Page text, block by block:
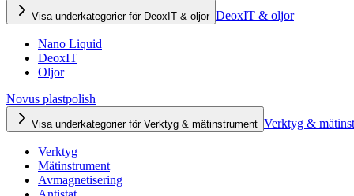
Visa underkategorier för DeoxIT & oljor DeoxIT & oljor
Nano Liquid
DeoxIT
Oljor
Novus plastpolish
Visa underkategorier för Verktyg & mätinstrument Verktyg &
Verktyg
Mätinstrument
Avmagnetisering